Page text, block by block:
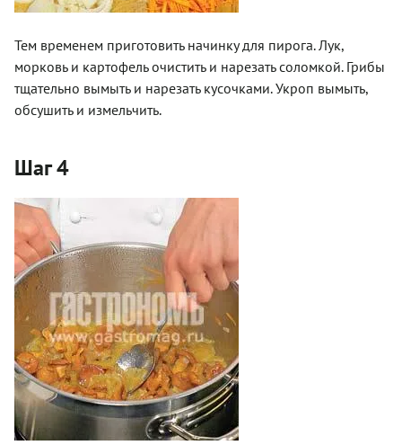
Тем временем приготовить начинку для пирога. Лук,
морковь и картофель очистить и нарезать соломкой. Грибы
тщательно вымыть и нарезать кусочками. Укроп вымыть,
обсушить и измельчить.
Шаг 4